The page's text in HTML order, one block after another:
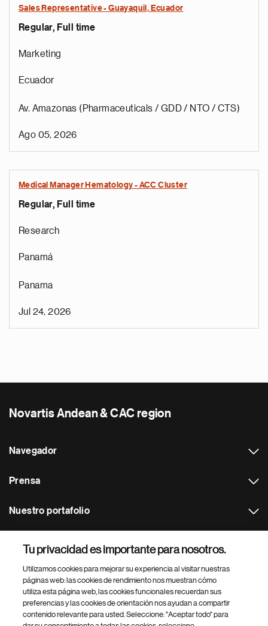
Sales Representative - Guayaquil, Ecuador
Regular, Full time
Marketing
Ecuador
Av. Amazonas (Pharmaceuticals / GDD / NTO / CTS)
Ago 05, 2026
Medical Manager Hematology - ACC Cluster
Regular, Full time
Research
Panamá
Panama
Jul 24, 2026
Novartis Andean & CAC region
Navegador
Prensa
Nuestro portafolio
Footer Site Search
Tu privacidad es importante para nosotros.
Utilizamos cookies para mejorar su experiencia al visitar nuestras
páginas web: las cookies de rendimiento nos muestran cómo
utiliza esta página web, las cookies funcionales recuerdan sus
preferencias y las cookies de orientación nos ayudan a compartir
contenido relevante para usted. Seleccione: "Aceptar todo" para